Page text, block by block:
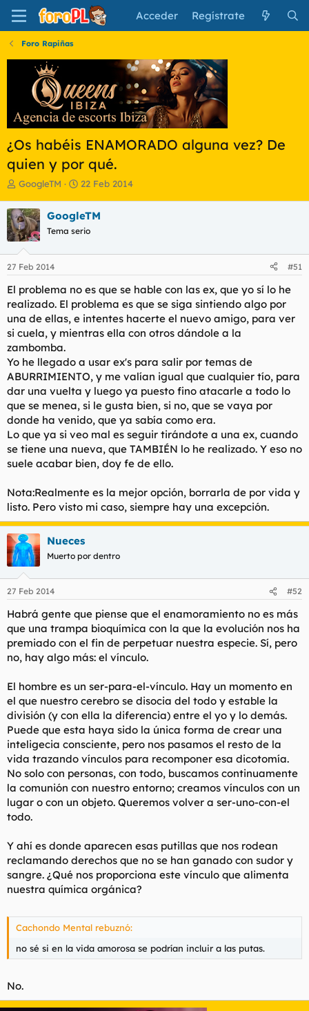
Acceder Regístrate
Foro Rapiñas
¿Os habéis ENAMORADO alguna vez? De
quien y por qué.
I
i
c
i
a
d
o
d
e
l
t
e
m
a
GoogleTM
F
h
a
e
i
c
o
22 Feb 2014
GoogleTM
Tema serio
27 Feb 2014 #51
El problema no es que se hable con las ex, que yo sí lo he
realizado. El problema es que se siga sintiendo algo por
una de ellas, e intentes hacerte el nuevo amigo, para ver
si cuela, y mientras ella con otros dándole a la
zambomba.
Yo he llegado a usar ex's para salir por temas de
ABURRIMIENTO, y me valían igual que cualquier tío, para
dar una vuelta y luego ya puesto fino atacarle a todo lo
que se menea, si le gusta bien, si no, que se vaya por
donde ha venido, que ya sabía como era.
Lo que ya si veo mal es seguir tirándote a una ex, cuando
se tiene una nueva, que TAMBIÉN lo he realizado. Y eso no
suele acabar bien, doy fe de ello.
Nota:Realmente es la mejor opción, borrarla de por vida y
listo. Pero visto mi caso, siempre hay una excepción.
Nueces
Muerto por dentro
27 Feb 2014 #52
Habrá gente que piense que el enamoramiento no es más
que una trampa bioquímica con la que la evolución nos ha
premiado con el fin de perpetuar nuestra especie. Sí, pero
no, hay algo más: el vínculo.
El hombre es un ser-para-el-vínculo. Hay un momento en
el que nuestro cerebro se disocia del todo y estable la
división (y con ella la diferencia) entre el yo y lo demás.
Puede que esta haya sido la única forma de crear una
inteligecia consciente, pero nos pasamos el resto de la
vida trazando vínculos para recomponer esa dicotomía.
No solo con personas, con todo, buscamos continuamente
la comunión con nuestro entorno; creamos vínculos con un
lugar o con un objeto. Queremos volver a ser-uno-con-el
todo.
Y ahí es donde aparecen esas putillas que nos rodean
reclamando derechos que no se han ganado con sudor y
sangre. ¿Qué nos proporciona este vínculo que alimenta
nuestra química orgánica?
Cachondo Mental rebuznó:
no sé si en la vida amorosa se podrían incluir a las putas.
No.